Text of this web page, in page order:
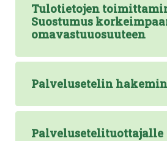
Tulotietojen
Suostumus
omavastuuosuuteen
Palvelusetelin
Palvelusetelituottajalle